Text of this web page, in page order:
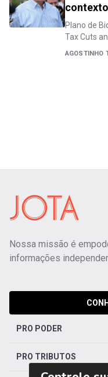
Plano de
Tax Cuts
AGOSTINHO
Nossa missão é
informações
PRO PODER
PRO TRIBUTOS